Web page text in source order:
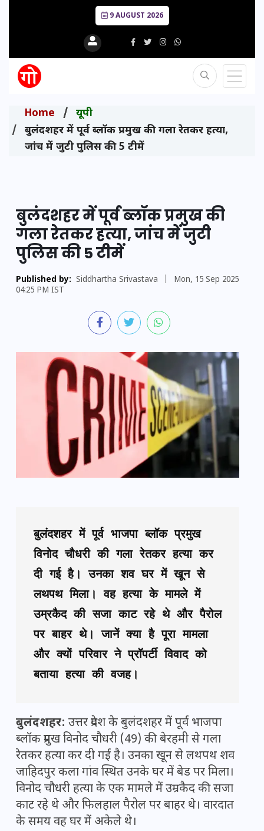
9 AUGUST 2026
Home
यूपी
बुलंदशहर में पूर्व ब्लॉक प्रमुख की गला रेतकर हत्या,
जांच में जुटी पुलिस की 5 टीमें
बुलंदशहर में पूर्व ब्लॉक प्रमुख की
गला रेतकर हत्या, जांच में जुटी
पुलिस की 5 टीमें
Published by: Siddhartha Srivastava
Mon, 15 Sep 2025
04:25 PM IST
बुलंदशहर में पूर्व भाजपा ब्लॉक प्रमुख
विनोद चौधरी की गला रेतकर हत्या कर
दी गई है। उनका शव घर में खून से
लथपथ मिला। वह हत्या के मामले में
उम्रकैद की सजा काट रहे थे और पैरोल
पर बाहर थे। जानें क्या है पूरा मामला
और क्यों परिवार ने प्रॉपर्टी विवाद को
बताया हत्या की वजह।
बुलंदशहर: उत्तर प्रदेश के बुलंदशहर में पूर्व भाजपा
ब्लॉक प्रमुख विनोद चौधरी (49) की बेरहमी से गला
रेतकर हत्या कर दी गई है। उनका खून से लथपथ शव
जाहिदपुर कला गांव स्थित उनके घर में बेड पर मिला।
विनोद चौधरी हत्या के एक मामले में उम्रकैद की सजा
काट रहे थे और फिलहाल पैरोल पर बाहर थे। वारदात
के समय वह घर में अकेले थे।